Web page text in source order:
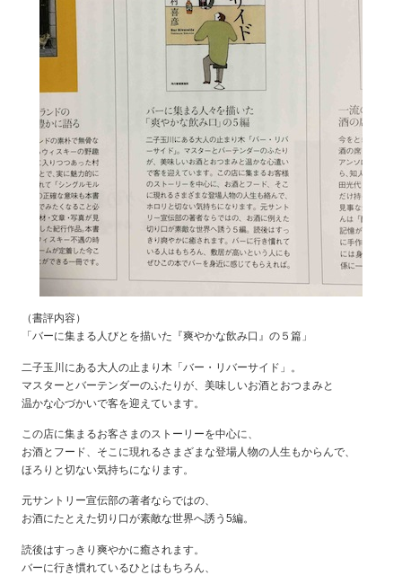
（書評内容）
「バーに集まる人びとを描いた『爽やかな飲み口』の５篇」
二子玉川にある大人の止まり木「バー・リバーサイド」。
マスターとバーテンダーのふたりが、美味しいお酒とおつまみと
温かな心づかいで客を迎えています。
この店に集まるお客さまのストーリーを中心に、
お酒とフード、そこに現れるさまざまな登場人物の人生もからんで、
ほろりと切ない気持ちになります。
元サントリー宣伝部の著者ならではの、
お酒にたとえた切り口が素敵な世界へ誘う5編。
読後はすっきり爽やかに癒されます。
バーに行き慣れているひとはもちろん、